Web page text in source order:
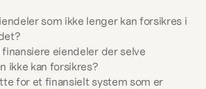
som ikke lenger kan forsikres i
eiendeler der selve
ikke kan forsikres?
for et finansielt system som er